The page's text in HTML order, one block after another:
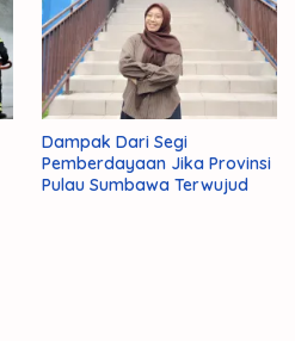
Dampak Dari Segi
Pemberdayaan Jika Provinsi
Pulau Sumbawa Terwujud